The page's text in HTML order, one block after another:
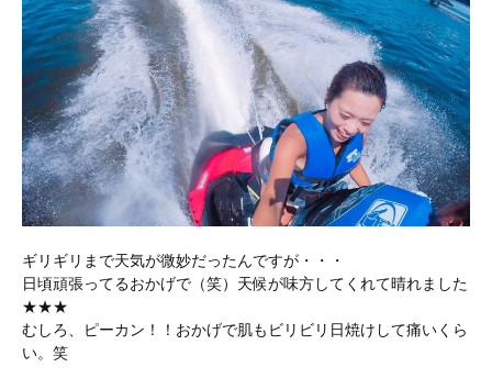
ギリギリまで天気が微妙だったんですが・・・
日頃頑張ってるおかげで（笑）天候が味方してくれて晴れました
★★★
むしろ、ピーカン！！おかげで肌もビリビリ日焼けして痛いくら
い。笑